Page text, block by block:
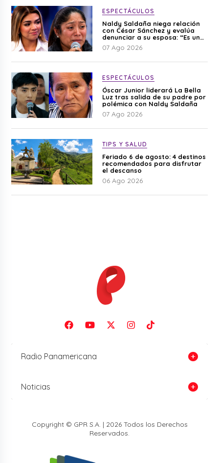
ESPECTÁCULOS
Naldy Saldaña niega relación
con César Sánchez y evalúa
denunciar a su esposa: “Es una
difamación”
07 Ago 2026
ESPECTÁCULOS
Óscar Junior liderará La Bella
Luz tras salida de su padre por
polémica con Naldy Saldaña
07 Ago 2026
TIPS Y SALUD
Feriado 6 de agosto: 4 destinos
recomendados para disfrutar
el descanso
06 Ago 2026
Radio Panamericana
Noticias
Copyright © GPR S.A. | 2026 Todos los Derechos
Reservados.